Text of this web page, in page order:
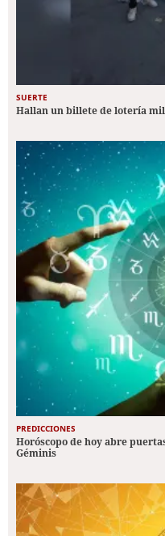
SUERTE
Hallan un billete de lotería
PREDICCIONES
Horóscopo de hoy abre
Géminis